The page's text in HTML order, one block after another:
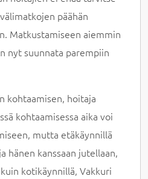
päähän
Matkustamiseen aiemmin
nyt suunnata parempiin
kohtaamisen, hoitaja
kohtaamisessa aika voi
mutta etäkäynnillä
hänen kanssaan jutellaan,
kotikäynnillä, Vakkuri